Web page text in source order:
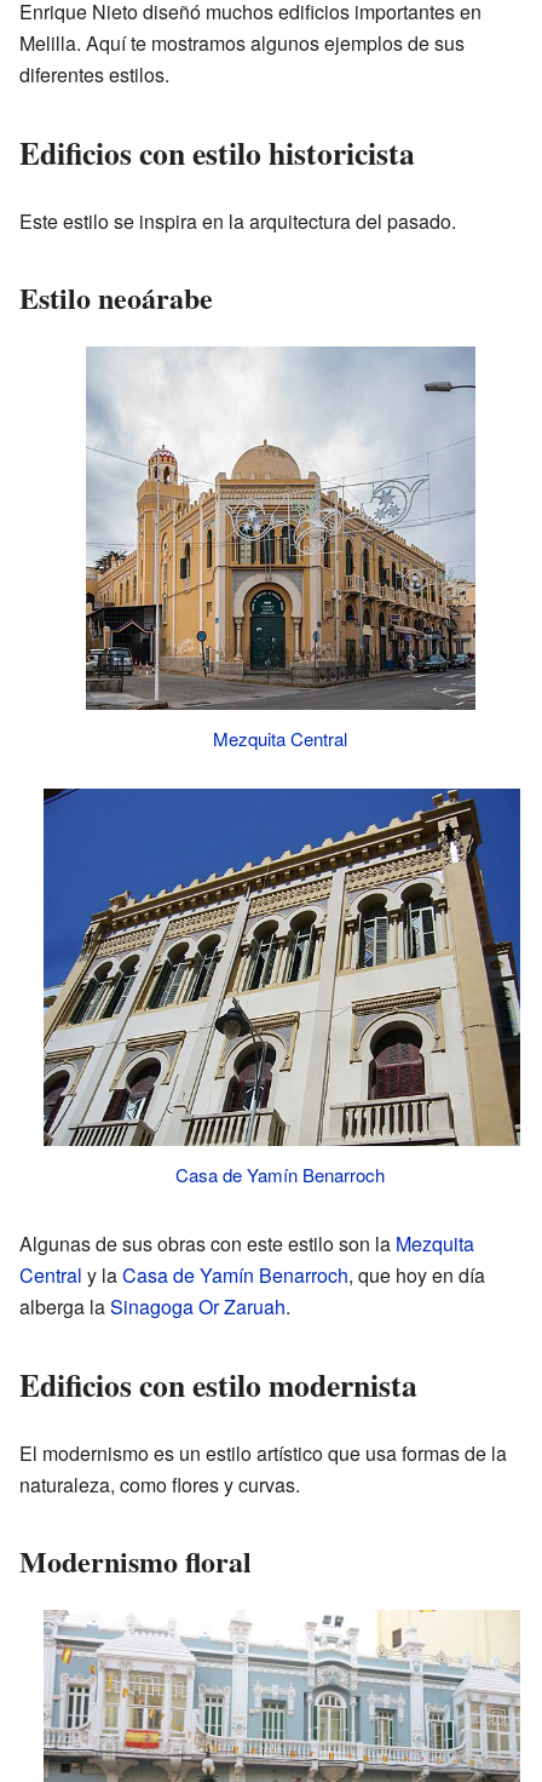
Enrique Nieto diseñó muchos edificios importantes en
Melilla. Aquí te mostramos algunos ejemplos de sus
diferentes estilos.
Edificios con estilo historicista
Este estilo se inspira en la arquitectura del pasado.
Estilo neoárabe
Mezquita Central
Casa de Yamín Benarroch
Algunas de sus obras con este estilo son la Mezquita
Central y laCasa de Yamín Benarroch, que hoy en día
alberga laSinagoga Or Zaruah.
Edificios con estilo modernista
El modernismo es un estilo artístico que usa formas de la
naturaleza, como flores y curvas.
Modernismo floral